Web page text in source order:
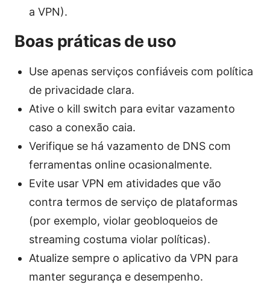
a VPN).
Boas práticas de uso
Use apenas serviços confiáveis com política
de privacidade clara.
Ative o kill switch para evitar vazamento
caso a conexão caia.
Verifique se há vazamento de DNS com
ferramentas online ocasionalmente.
Evite usar VPN em atividades que vão
contra termos de serviço de plataformas
(por exemplo, violar geobloqueios de
streaming costuma violar políticas).
Atualize sempre o aplicativo da VPN para
manter segurança e desempenho.